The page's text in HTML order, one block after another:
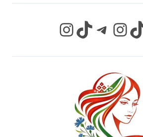
InstagramTikTok Telegram InstagramTikTok